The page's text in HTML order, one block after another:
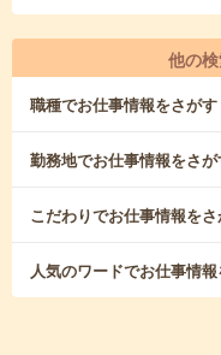
他の
職種でお仕事情報をさがす
勤務地でお仕事情報をさ
こだわりでお仕事情報を
人気のワードでお仕事情